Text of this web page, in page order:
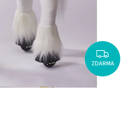
ZDARMA